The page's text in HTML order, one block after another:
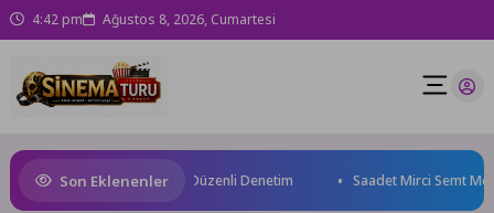
4:42 pm Ağustos 8, 2026, Cumartesi
Son Eklenenler
Geçici Pazar Yerinde Düzenli Denetim Saadet Mirci Semt Merkezi